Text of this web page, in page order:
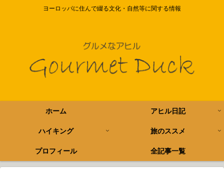
ヨーロッパに住んで綴る文化・自然等に関する情報
ホーム アヒル日記
ハイキング 旅のススメ
プロフィール 全記事一覧